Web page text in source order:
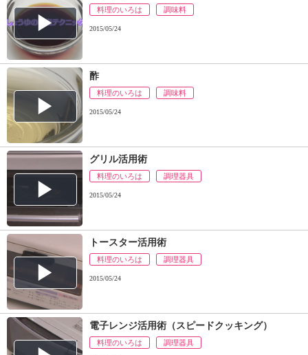
料理のいろは 調味料
2015/05/24
酢
料理のいろは 調味料
2015/05/24
グリル活用術
料理のいろは 調理器具
2015/05/24
トースター活用術
料理のいろは 調理器具
2015/05/24
電子レンジ活用術（スピードクッキング）
料理のいろは 調理器具